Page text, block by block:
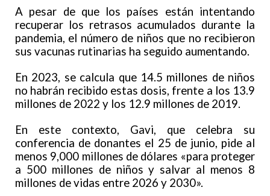
A pesar de que los países están intentando
recuperar los retrasos acumulados durante la
pandemia, el número de niños que no recibieron
sus vacunas rutinarias ha seguido aumentando.
En 2023, se calcula que 14.5 millones de niños
no habrán recibido estas dosis, frente a los 13.9
millones de 2022 y los 12.9 millones de 2019.
En este contexto, Gavi, que celebra su
conferencia de donantes el 25 de junio, pide al
menos 9,000 millones de dólares «para proteger
a 500 millones de niños y salvar al menos 8
millones de vidas entre 2026 y 2030».